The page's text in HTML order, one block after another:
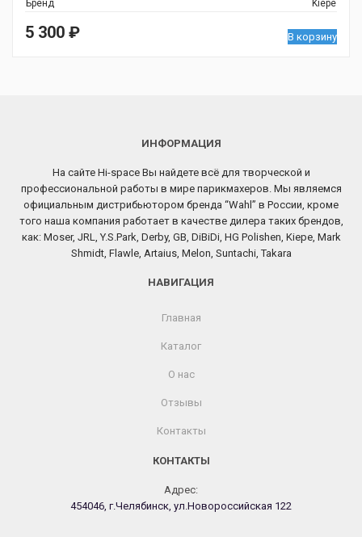
Бренд
Kiepe
5 300 ₽ В корзину
ИНФОРМАЦИЯ
На сайте Hi-space Вы найдете всё для творческой и
профессиональной работы в мире парикмахеров. Мы являемся
официальным дистрибьютором бренда “Wahl” в России, кроме
того наша компания работает в качестве дилера таких брендов,
как: Moser, JRL, Y.S.Park, Derby, GB, DiBiDi, HG Polishen, Kiepe, Mark
Shmidt, Flawle, Artaius, Melon, Suntachi, Takara
НАВИГАЦИЯ
Главная
Каталог
О нас
Отзывы
Контакты
КОНТАКТЫ
Адрес:
454046, г.Челябинск, ул.Новороссийская 122